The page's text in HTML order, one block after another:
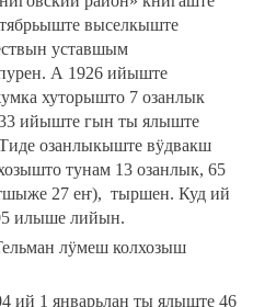
выселкыште
уставшым
А 1926 ийыште
хуторышто 7 озанлык
ийыште гын ты ялыште
озанлыкыште вӱдвакш
тунам 13 озанлык, 65
27 еҥ), тыршен. Куд ий
илыше лийын.
лӱмеш колхозыш
ий 1 январьлан ты ялыште 46